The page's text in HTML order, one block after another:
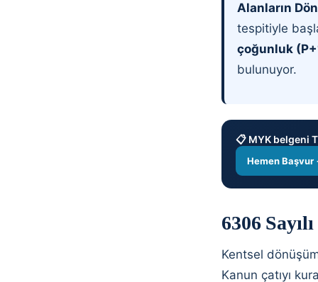
Alanların
tespitiyle
çoğunluk
bulunuyor.
📋 MYK belgeni
Hemen Başvur
6306
Kentsel
Kanun çatıyı